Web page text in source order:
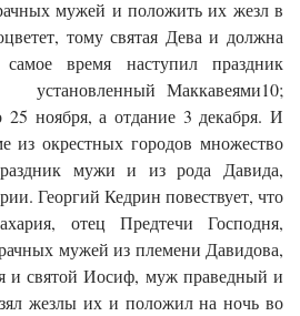
мужей и положить их жезл в
тому святая Дева и должна
время наступил праздник
Маккавеями10;
25 ноября, а отдание 3 декабря. И
из окрестных городов множество
мужи и из рода Давида,
Георгий Кедрин повествует, что
отец Предтечи Господня,
мужей из племени Давидова,
и святой Иосиф, муж праведный и
жезлы их и положил на ночь во